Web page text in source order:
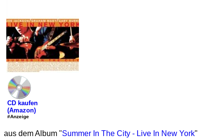
CD kaufen
(Amazon)
#Anzeige
aus dem Album "Summer In The City - Live In New York"